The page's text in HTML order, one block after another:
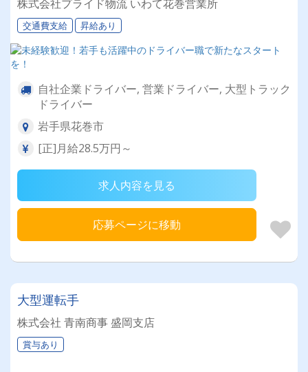
株式会社プライド物流 いわて花巻営業所
交通費支給 昇給あり
自社企業ドライバー, 営業ドライバー, 大型トラック
ドライバー
岩手県花巻市
[正]月給28.5万円～
求人内容を見る
応募ページに移動
大型運転手
株式会社 青南商事 盛岡支店
賞与あり